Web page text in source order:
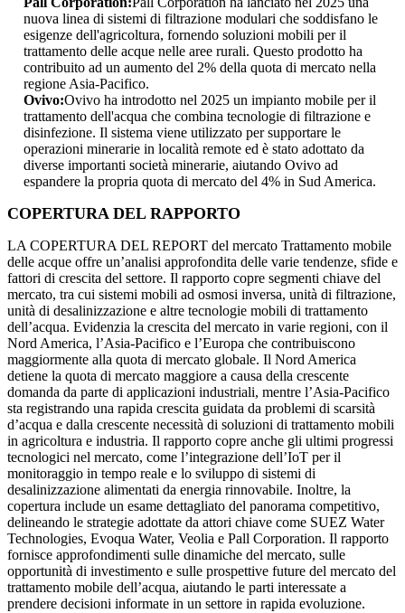
nuova linea di sistemi di filtrazione modulari che soddisfano le
esigenze dell'agricoltura, fornendo soluzioni mobili per il
trattamento delle acque nelle aree rurali. Questo prodotto ha
contribuito ad un aumento del 2% della quota di mercato nella
regione Asia-Pacifico.
Ovivo:Ovivo ha introdotto nel 2025 un impianto mobile per il
trattamento dell'acqua che combina tecnologie di filtrazione e
disinfezione. Il sistema viene utilizzato per supportare le
operazioni minerarie in località remote ed è stato adottato da
diverse importanti società minerarie, aiutando Ovivo ad
espandere la propria quota di mercato del 4% in Sud America.
COPERTURA DEL RAPPORTO
LA COPERTURA DEL REPORT del mercato Trattamento mobile
delle acque offre un’analisi approfondita delle varie tendenze, sfide e
fattori di crescita del settore. Il rapporto copre segmenti chiave del
mercato, tra cui sistemi mobili ad osmosi inversa, unità di filtrazione,
unità di desalinizzazione e altre tecnologie mobili di trattamento
dell’acqua. Evidenzia la crescita del mercato in varie regioni, con il
Nord America, l’Asia-Pacifico e l’Europa che contribuiscono
maggiormente alla quota di mercato globale. Il Nord America
detiene la quota di mercato maggiore a causa della crescente
domanda da parte di applicazioni industriali, mentre l’Asia-Pacifico
sta registrando una rapida crescita guidata da problemi di scarsità
d’acqua e dalla crescente necessità di soluzioni di trattamento mobili
in agricoltura e industria. Il rapporto copre anche gli ultimi progressi
tecnologici nel mercato, come l’integrazione dell’IoT per il
monitoraggio in tempo reale e lo sviluppo di sistemi di
desalinizzazione alimentati da energia rinnovabile. Inoltre, la
copertura include un esame dettagliato del panorama competitivo,
delineando le strategie adottate da attori chiave come SUEZ Water
Technologies, Evoqua Water, Veolia e Pall Corporation. Il rapporto
fornisce approfondimenti sulle dinamiche del mercato, sulle
opportunità di investimento e sulle prospettive future del mercato del
trattamento mobile dell’acqua, aiutando le parti interessate a
prendere decisioni informate in un settore in rapida evoluzione.